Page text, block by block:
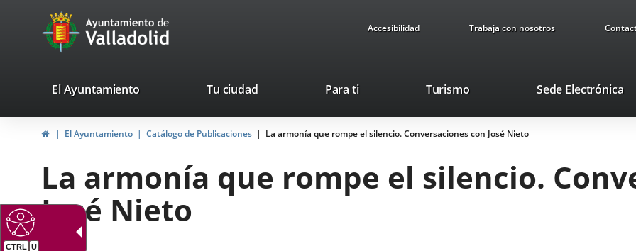
Portal
Web
Ayuntamiento
de
Accesibilidad Trabaja con nosotros
valladolid.es
El Ayuntamiento Tu ciudad Para ti TurismoThis
will
open
pop-
Sede Electrónica
HomeEl Ayuntamiento Catálogo de Publicaciones La armonía que rompe el silencio. Conversaciones con José Nieto
La armonía que rompe el silencio.
José Nieto